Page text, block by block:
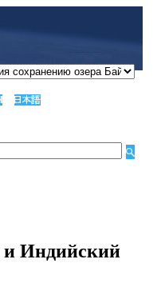
и Индийский